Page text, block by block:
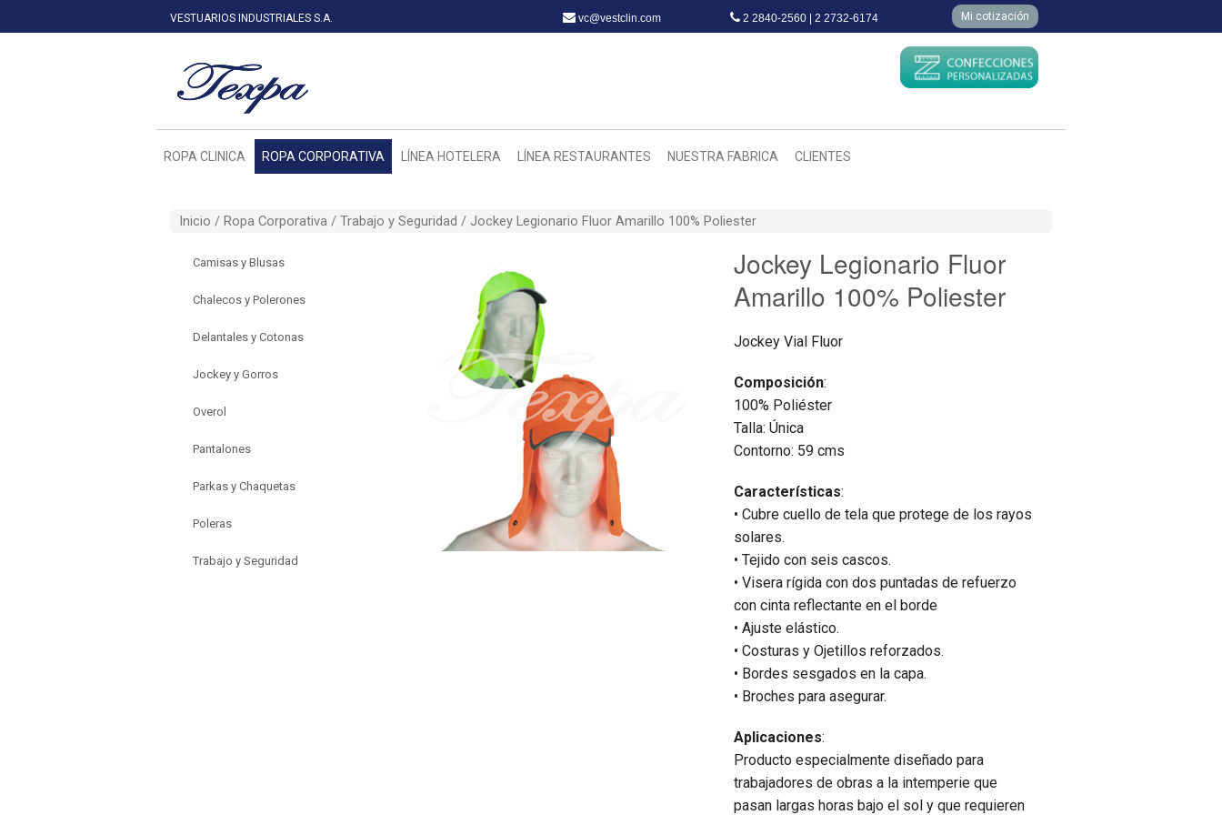
VESTUARIOS INDUSTRIALES S.A. vc@vestclin.com 2 2840-2560 | 2 2732-6174 Mi cotización
ROPA CLINICA ROPA CORPORATIVA LÍNEA HOTELERA LÍNEA RESTAURANTES NUESTRA FABRICA CLIENTES
Inicio / Ropa Corporativa / Trabajo y Seguridad / Jockey Legionario Fluor Amarillo 100% Poliester
Jockey Legionario Fluor
Amarillo 100% Poliester
Jockey Vial Fluor
Composición:
100% Poliéster
Talla: Única
Contorno: 59 cms
Características:
• Cubre cuello de tela que protege de los rayos
solares.
• Tejido con seis cascos.
• Visera rígida con dos puntadas de refuerzo
con cinta reflectante en el borde
• Ajuste elástico.
• Costuras y Ojetillos reforzados.
• Bordes sesgados en la capa.
• Broches para asegurar.
Aplicaciones:
Producto especialmente diseñado para
trabajadores de obras a la intemperie que
pasan largas horas bajo el sol y que requieren
Camisas y Blusas
Chalecos y Polerones
Delantales y Cotonas
Jockey y Gorros
Overol
Pantalones
Parkas y Chaquetas
Poleras
Trabajo y Seguridad